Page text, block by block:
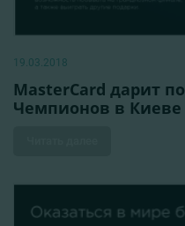
19.03.2018
MasterCard дарит
Чемпионов в Киеве